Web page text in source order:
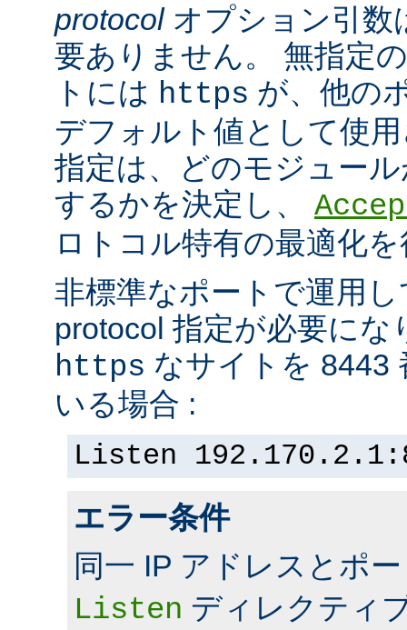
protocolオプション引数
要ありません。 無指定
トには https が、他の
デフォルト値として使
指定は、どのモジュー
するかを決定し、
ロトコル特有の最適化
非標準なポートで運用
protocol 指定が必要に
https なサイトを 8443
いる場合 :
Listen
エラー条件
同一 IP アドレスとポ
Listen ディレクティ